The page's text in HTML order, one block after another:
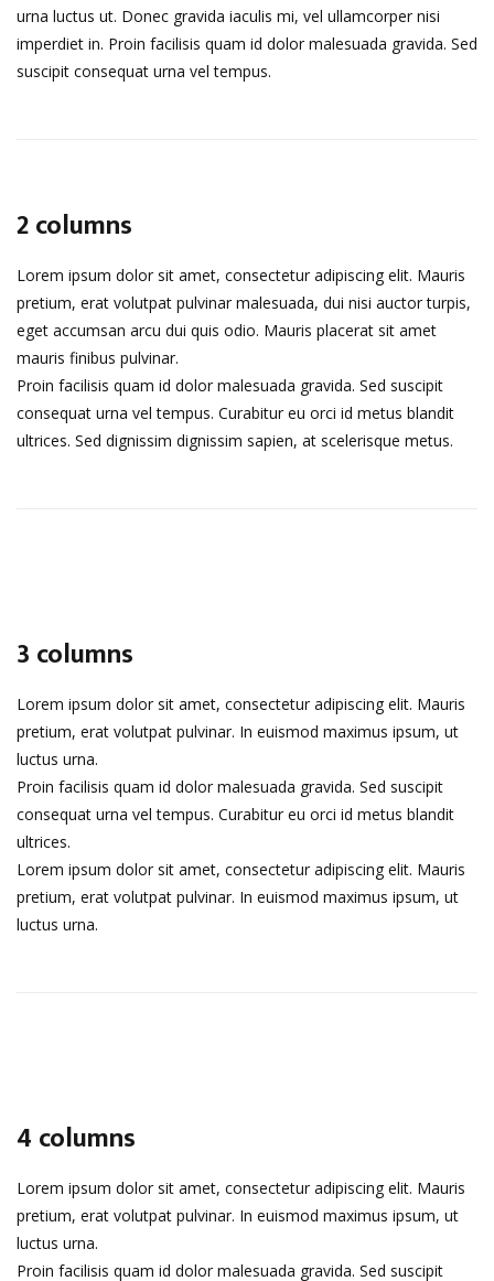
urna luctus ut. Donec gravida iaculis mi, vel ullamcorper nisi
imperdiet in. Proin facilisis quam id dolor malesuada gravida. Sed
suscipit consequat urna vel tempus.
2 columns
Lorem ipsum dolor sit amet, consectetur adipiscing elit. Mauris
pretium, erat volutpat pulvinar malesuada, dui nisi auctor turpis,
eget accumsan arcu dui quis odio. Mauris placerat sit amet
mauris finibus pulvinar.
Proin facilisis quam id dolor malesuada gravida. Sed suscipit
consequat urna vel tempus. Curabitur eu orci id metus blandit
ultrices. Sed dignissim dignissim sapien, at scelerisque metus.
3 columns
Lorem ipsum dolor sit amet, consectetur adipiscing elit. Mauris
pretium, erat volutpat pulvinar. In euismod maximus ipsum, ut
luctus urna.
Proin facilisis quam id dolor malesuada gravida. Sed suscipit
consequat urna vel tempus. Curabitur eu orci id metus blandit
ultrices.
Lorem ipsum dolor sit amet, consectetur adipiscing elit. Mauris
pretium, erat volutpat pulvinar. In euismod maximus ipsum, ut
luctus urna.
4 columns
Lorem ipsum dolor sit amet, consectetur adipiscing elit. Mauris
pretium, erat volutpat pulvinar. In euismod maximus ipsum, ut
luctus urna.
Proin facilisis quam id dolor malesuada gravida. Sed suscipit